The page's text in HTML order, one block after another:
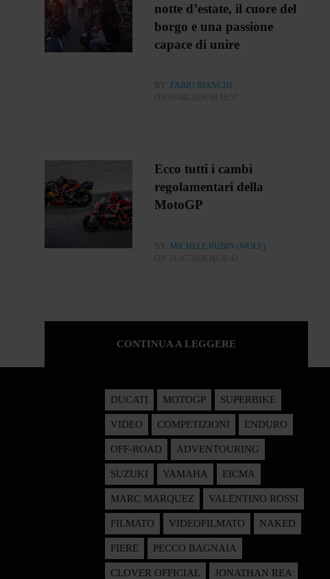
notte d’estate, il cuore del
borgo e una passione
capace di unire
BY
FABIO BIANCHI
ON 03-08-2026 08:10:57
Ecco tutti i cambi
regolamentari della
MotoGP
BY
MICHELE RUBIN (WOLF)
ON 31-07-2026 00:30:42
CONTINUA A LEGGERE
DUCATI MOTOGP SUPERBIKE
VIDEO COMPETIZIONI ENDURO
OFF-ROAD ADVENTOURING
SUZUKI YAMAHA EICMA
MARC MARQUEZ VALENTINO ROSSI
FILMATO VIDEOFILMATO NAKED
FIERE PECCO BAGNAIA
CLOVER OFFICIAL JONATHAN REA